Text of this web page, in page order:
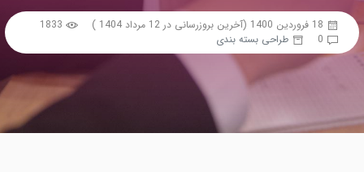
18 فروردین 1400 (آخرین بروزرسانی در 12 مرداد 1404 )
1833
0
طراحی بسته بندی